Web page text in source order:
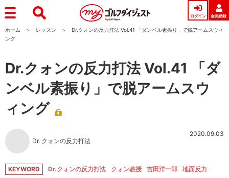
ログイン 会員登録
ホーム レッスン
Dr.クォンの反力打法 Vol.41 「ダンベル素振り」で脱アームスウィ
ング
Dr.クォンの反力打法 Vol.41 「ダ
ンベル素振り」で脱アームスウ
ィング
Dr. クォンの反力打法
2020.09.03
KEYWORD Dr.クォンの反力打法 クォン教授 吉田洋一郎
地面反力